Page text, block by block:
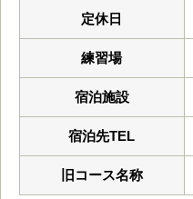
定休日
練習場
宿泊施設
宿泊先TEL
旧コース名称